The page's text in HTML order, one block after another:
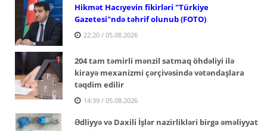
Hikmət Hacıyevin fikirləri "Türkiye
Gazetesi"ndə təhrif olunub (FOTO)
22:20 / 05.08.2026
204 tam təmirli mənzil satmaq öhdəliyi ilə
kirayə mexanizmi çərçivəsində vətəndaşlara
təqdim edilir
14:39 / 05.08.2026
Ədliyyə və Daxili İşlər nazirlikləri birgə əməliyyat